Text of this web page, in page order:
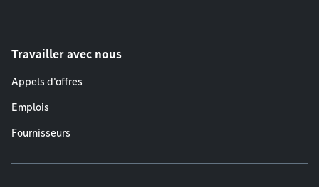
Travailler avec nous
Appels d'offres
Emplois
Fournisseurs